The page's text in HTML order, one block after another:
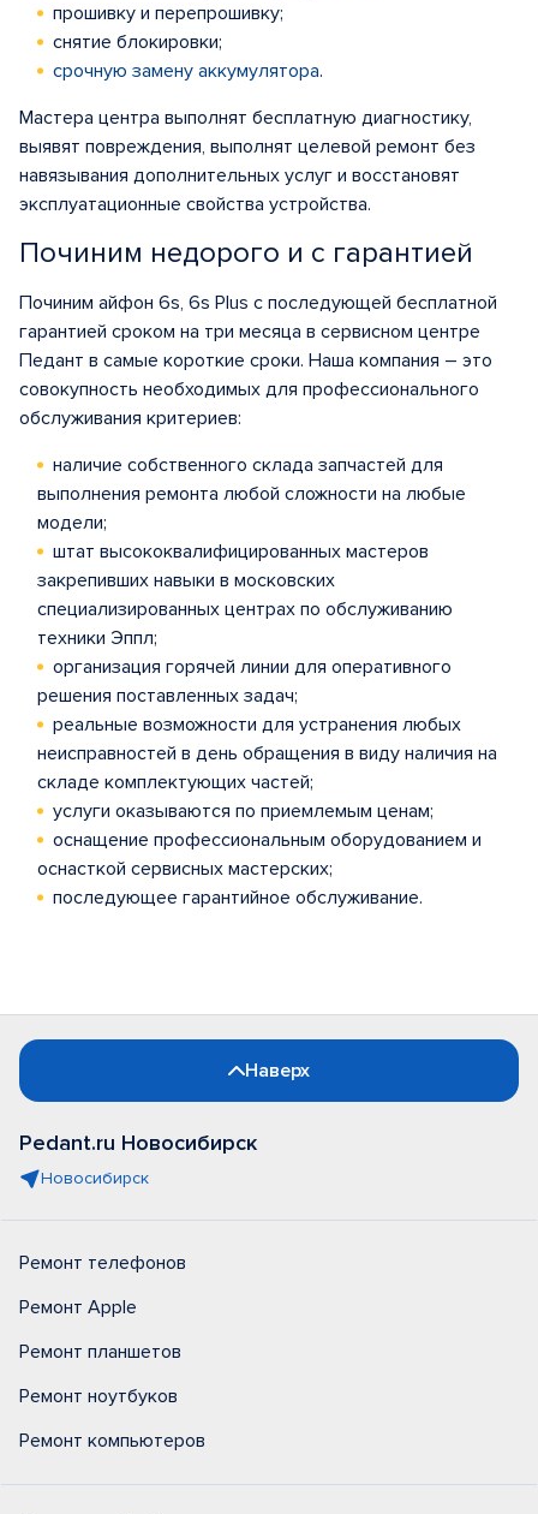
прошивку и перепрошивку;
снятие блокировки;
срочную замену аккумулятора.
Мастера центра выполнят бесплатную диагностику,
выявят повреждения, выполнят целевой ремонт без
навязывания дополнительных услуг и восстановят
эксплуатационные свойства устройства.
Починим недорого и с гарантией
Починим айфон 6s, 6s Plus с последующей бесплатной
гарантией сроком на три месяца в сервисном центре
Педант в самые короткие сроки. Наша компания – это
совокупность необходимых для профессионального
обслуживания критериев:
наличие собственного склада запчастей для
выполнения ремонта любой сложности на любые
модели;
штат высококвалифицированных мастеров
закрепивших навыки в московских
специализированных центрах по обслуживанию
техники Эппл;
организация горячей линии для оперативного
решения поставленных задач;
реальные возможности для устранения любых
неисправностей в день обращения в виду наличия на
складе комплектующих частей;
услуги оказываются по приемлемым ценам;
оснащение профессиональным оборудованием и
оснасткой сервисных мастерских;
последующее гарантийное обслуживание.
Наверх
Pedant.ru Новосибирск
Новосибирск
Ремонт телефонов
Ремонт Apple
Ремонт планшетов
Ремонт ноутбуков
Ремонт компьютеров